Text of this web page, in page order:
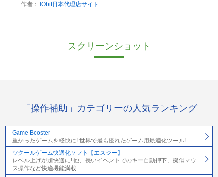
作者：
IObit日本代理店サイト
スクリーンショット
「操作補助」カテゴリーの人気ランキング
Game Booster
重かったゲームを軽快に! 世界で最も優れたゲーム用最適化ツール!
ツクールゲーム快適化ソフト【エスジー】
レベル上げが超快適に! 他、長いイベントでのキー自動押下、擬似マウ
ス操作など快適機能満載